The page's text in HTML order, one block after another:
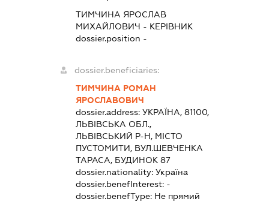
ТИМЧИНА ЯРОСЛАВ
МИХАЙЛОВИЧ - КЕРІВНИК
dossier.position -
dossier.beneficiaries:
ТИМЧИНА РОМАН
ЯРОСЛАВОВИЧ
dossier.address:УКРАЇНА, 81100,
ЛЬВІВСЬКА ОБЛ.,
ЛЬВІВСЬКИЙ Р-Н, МІСТО
ПУСТОМИТИ, ВУЛ.ШЕВЧЕНКА
ТАРАСА, БУДИНОК 87
dossier.nationality:Україна
dossier.benefInterest: -
dossier.benefType: Не прямий